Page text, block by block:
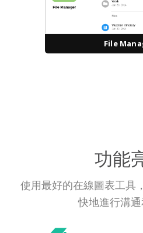
File
功能
使用最好的在線圖表工具
快地進行溝通